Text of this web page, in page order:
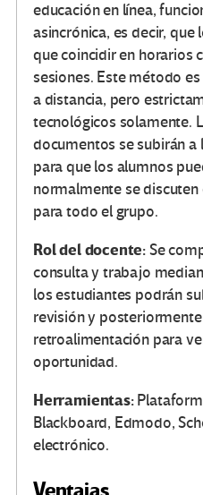
educación en línea,
asincrónica, es decir, que
que coincidir en horarios
sesiones. Este método
a distancia, pero
tecnológicos solamente.
documentos se subirán
para que los alumnos
normalmente se
para todo el grupo.
Rol del docente:Se
consulta y trabajo
los estudiantes podrán
revisión y
retroalimentación para
oportunidad.
Herramientas:
Blackboard, Edmodo,
electrónico.